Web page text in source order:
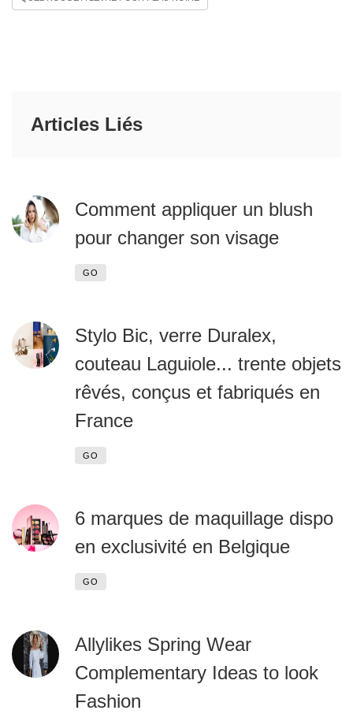
Articles Liés
Comment appliquer un blush
pour changer son visage
GO
Stylo Bic, verre Duralex,
couteau Laguiole... trente objets
rêvés, conçus et fabriqués en
France
GO
6 marques de maquillage dispo
en exclusivité en Belgique
GO
Allylikes Spring Wear
Complementary Ideas to look
Fashion